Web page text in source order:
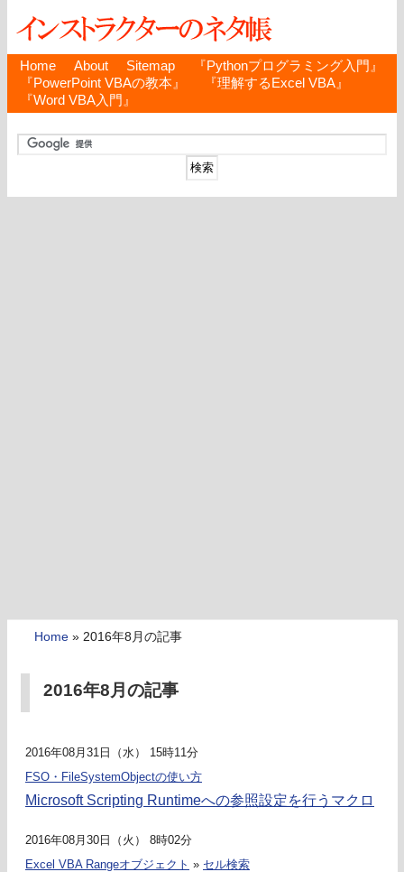
Home About Sitemap
『Pythonプログラミング入門』
『PowerPoint VBAの教本』
『理解するExcel VBA』
『Word VBA入門』
Home » 2016年8月の記事
2016年8月の記事
2016年08月31日（水） 15時11分
FSO・FileSystemObjectの使い方
Microsoft Scripting Runtimeへの参照設定を行うマクロ
2016年08月30日（火） 8時02分
Excel VBA Rangeオブジェクト » セル検索